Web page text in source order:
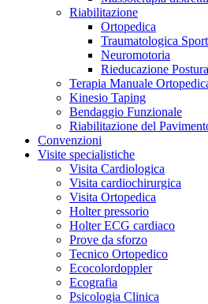
Riabilitazione
Ortopedica
Traumatologica
Neuromotoria
Rieducazione
Terapia Manuale
Kinesio Taping
Bendaggio Funzionale
Riabilitazione del
Convenzioni
Visite specialistiche
Visita Cardiologica
Visita cardiochirurgica
Visita Ortopedica
Holter pressorio
Holter ECG cardiaco
Prove da sforzo
Tecnico Ortopedico
Ecocolordoppler
Ecografia
Psicologia Clinica